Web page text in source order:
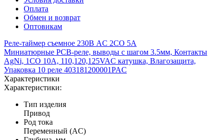
Оплата
Обмен и возврат
Оптовикам
Реле-таймер съемное 230В AC 2CO 5А
Миниатюрные PCB-реле, выводы с шагом 3.5мм, Контакты
AgNi, 1CO 10A, 110,120,125VAC катушка, Влагозащита,
Упаковка 10 реле 403181200001PAC
Характеристики
Характеристики:
Тип изделия
Привод
Род тока
Переменный (AC)